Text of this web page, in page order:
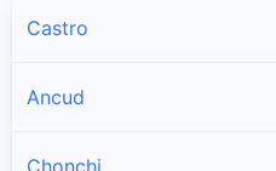
Castro
Ancud